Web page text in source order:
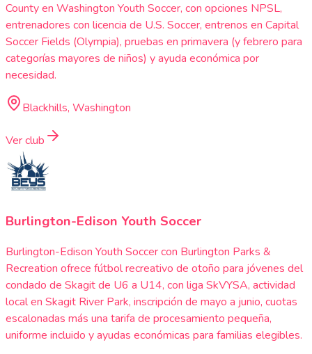
County en Washington Youth Soccer, con opciones NPSL,
entrenadores con licencia de U.S. Soccer, entrenos en Capital
Soccer Fields (Olympia), pruebas en primavera (y febrero para
categorías mayores de niños) y ayuda económica por
necesidad.
Blackhills, Washington
Ver club
Burlington-Edison Youth Soccer
Burlington-Edison Youth Soccer con Burlington Parks &
Recreation ofrece fútbol recreativo de otoño para jóvenes del
condado de Skagit de U6 a U14, con liga SkVYSA, actividad
local en Skagit River Park, inscripción de mayo a junio, cuotas
escalonadas más una tarifa de procesamiento pequeña,
uniforme incluido y ayudas económicas para familias elegibles.